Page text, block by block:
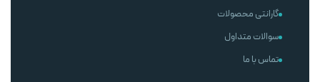
گارانتی محصولات
سوالات متداول
تماس با ما